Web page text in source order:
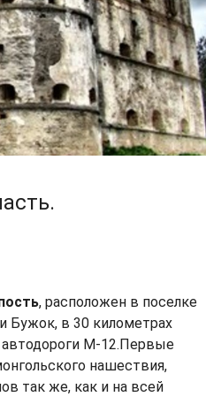
, расположен в поселке
Бужок, в 30 километрах
автодороги М-12.Первые
нашествия,
так же, как и на всей